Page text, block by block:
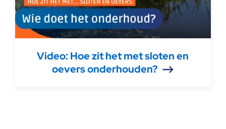
Video: Hoe zit het met sloten en
oevers onderhouden?